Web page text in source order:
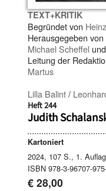
TEXT+KRITIK
Begründet von
Herausgegeben von
Michael Scheffel und
Leitung der
Martus
Lilla Balint/
Heft 244
Judith
Kartoniert
2024, 107 S., 1.
ISBN 978-3-96707-
€ 28,00